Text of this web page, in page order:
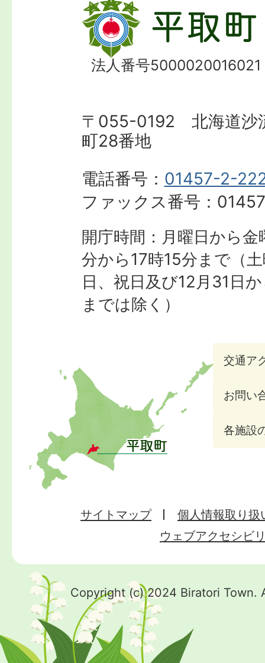
法人番号5000020016021
〒055-0192 北海道沙
町28番地
電話番号： 01457-2-
ファックス番号：
開庁時間：月曜日から
分から17時15分まで（
日、祝日及び12月31日
までは除く）
交通ア
お問い
各施設
サイトマップ
個人情報取り扱
ウェブアクセシビ
Copyright (c) 2024 Biratori Town.